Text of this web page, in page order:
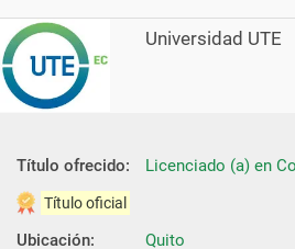
Universidad UTE
Título ofrecido: Licenciado (a) en
Título oficial
Ubicación:
Quito